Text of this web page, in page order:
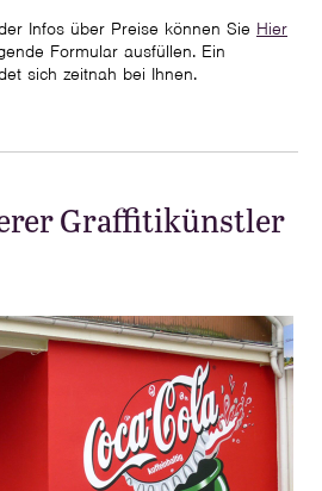
Infos über Preise können Sie Hier
Formular ausfüllen. Ein
sich zeitnah bei Ihnen.
Graffitikünstler